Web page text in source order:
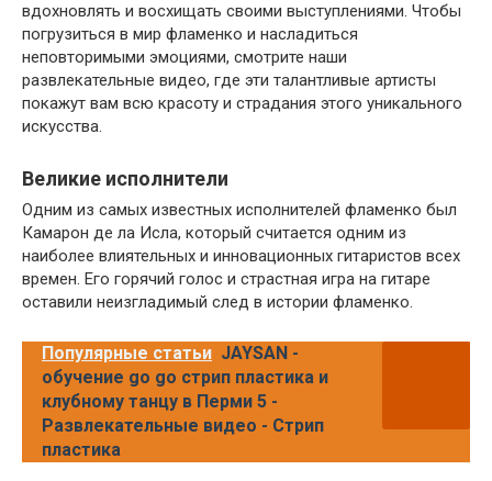
вдохновлять и восхищать своими выступлениями. Чтобы
погрузиться в мир фламенко и насладиться
неповторимыми эмоциями, смотрите наши
развлекательные видео, где эти талантливые артисты
покажут вам всю красоту и страдания этого уникального
искусства.
Великие исполнители
Одним из самых известных исполнителей фламенко был
Камарон де ла Исла, который считается одним из
наиболее влиятельных и инновационных гитаристов всех
времен. Его горячий голос и страстная игра на гитаре
оставили неизгладимый след в истории фламенко.
Популярные статьи JAYSAN -
обучение go go стрип пластика и
клубному танцу в Перми 5 -
Развлекательные видео - Стрип
пластика